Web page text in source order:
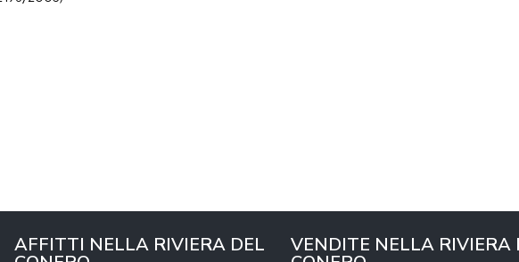
AFFITTI NELLA RIVIERA DEL VENDITE NELLA RIVIERA